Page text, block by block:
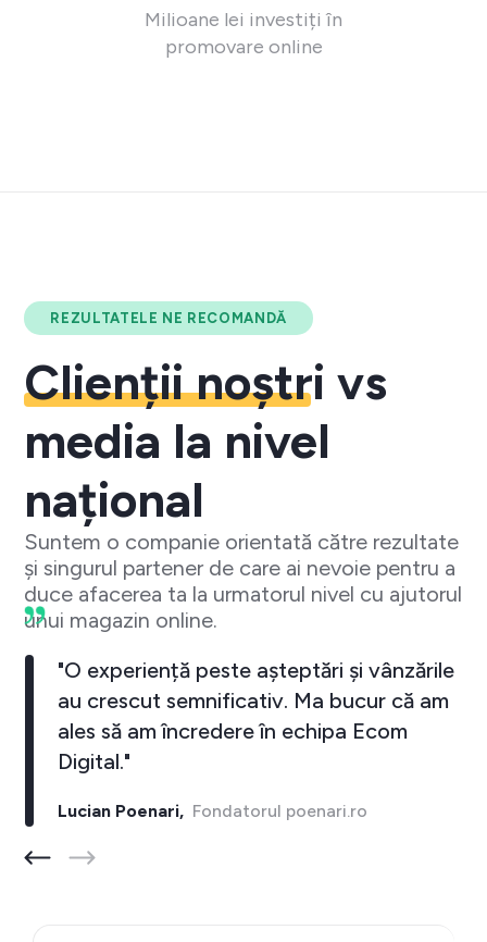
Milioane lei investiți în
promovare online
REZULTATELE NE RECOMANDĂ
Clienții noștri vs
media la nivel
național
Suntem o companie orientată către rezultate
și singurul partener de care ai nevoie pentru a
duce afacerea ta la urmatorul nivel cu ajutorul
unui magazin online.
"O experiență peste așteptări și vânzările
au crescut semnificativ. Ma bucur că am
ales să am încredere în echipa Ecom
Digital."
Lucian Poenari,Fondatorul poenari.ro